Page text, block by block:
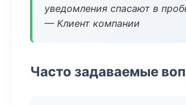
уведомления спасают в
— Клиент компании
Часто задаваемые